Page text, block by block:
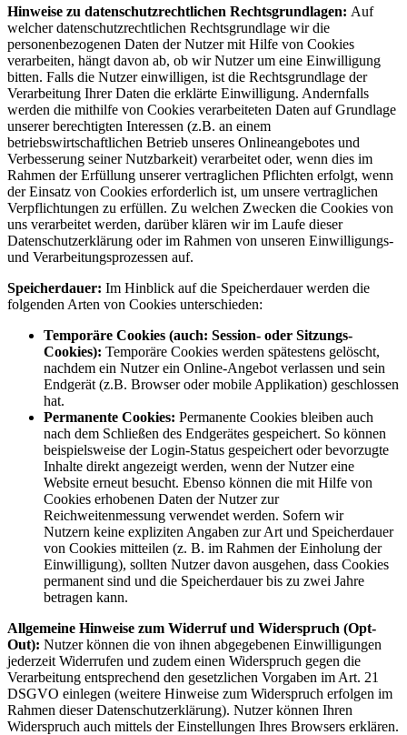
Hinweise zu datenschutzrechtlichen Rechtsgrundlagen: Auf
welcher datenschutzrechtlichen Rechtsgrundlage wir die
personenbezogenen Daten der Nutzer mit Hilfe von Cookies
verarbeiten, hängt davon ab, ob wir Nutzer um eine Einwilligung
bitten. Falls die Nutzer einwilligen, ist die Rechtsgrundlage der
Verarbeitung Ihrer Daten die erklärte Einwilligung. Andernfalls
werden die mithilfe von Cookies verarbeiteten Daten auf Grundlage
unserer berechtigten Interessen (z.B. an einem
betriebswirtschaftlichen Betrieb unseres Onlineangebotes und
Verbesserung seiner Nutzbarkeit) verarbeitet oder, wenn dies im
Rahmen der Erfüllung unserer vertraglichen Pflichten erfolgt, wenn
der Einsatz von Cookies erforderlich ist, um unsere vertraglichen
Verpflichtungen zu erfüllen. Zu welchen Zwecken die Cookies von
uns verarbeitet werden, darüber klären wir im Laufe dieser
Datenschutzerklärung oder im Rahmen von unseren Einwilligungs-
und Verarbeitungsprozessen auf.
Speicherdauer: Im Hinblick auf die Speicherdauer werden die
folgenden Arten von Cookies unterschieden:
Temporäre Cookies (auch: Session- oder Sitzungs-
Cookies): Temporäre Cookies werden spätestens gelöscht,
nachdem ein Nutzer ein Online-Angebot verlassen und sein
Endgerät (z.B. Browser oder mobile Applikation) geschlossen
hat.
Permanente Cookies: Permanente Cookies bleiben auch
nach dem Schließen des Endgerätes gespeichert. So können
beispielsweise der Login-Status gespeichert oder bevorzugte
Inhalte direkt angezeigt werden, wenn der Nutzer eine
Website erneut besucht. Ebenso können die mit Hilfe von
Cookies erhobenen Daten der Nutzer zur
Reichweitenmessung verwendet werden. Sofern wir
Nutzern keine expliziten Angaben zur Art und Speicherdauer
von Cookies mitteilen (z. B. im Rahmen der Einholung der
Einwilligung), sollten Nutzer davon ausgehen, dass Cookies
permanent sind und die Speicherdauer bis zu zwei Jahre
betragen kann.
Allgemeine Hinweise zum Widerruf und Widerspruch (Opt-
Out): Nutzer können die von ihnen abgegebenen Einwilligungen
jederzeit Widerrufen und zudem einen Widerspruch gegen die
Verarbeitung entsprechend den gesetzlichen Vorgaben im Art. 21
DSGVO einlegen (weitere Hinweise zum Widerspruch erfolgen im
Rahmen dieser Datenschutzerklärung). Nutzer können Ihren
Widerspruch auch mittels der Einstellungen Ihres Browsers erklären.